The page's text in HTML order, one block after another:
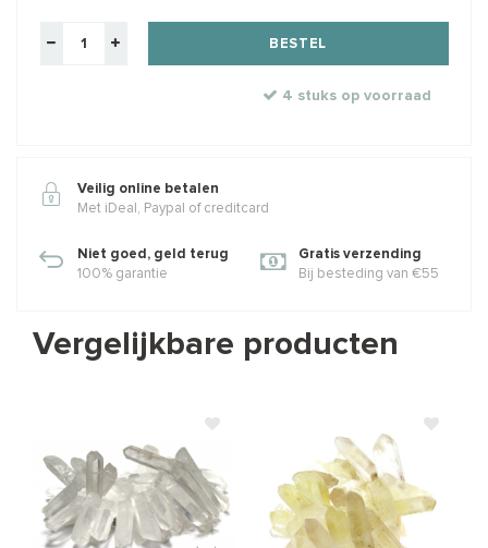
BESTEL
4 stuks op voorraad
Veilig online betalen
Met iDeal, Paypal of creditcard
Niet goed, geld terug
100% garantie
Gratis verzending
Bij besteding van €55
Vergelijkbare producten